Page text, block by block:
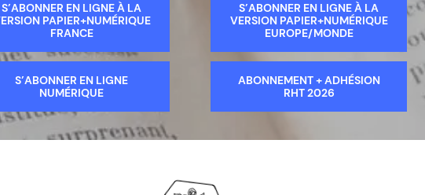
S’ABONNER EN LIGNE À LA
PAPIER+NUMÉRIQUE
FRANCE
S’ABONNER EN LIGNE À LA
VERSION PAPIER+NUMÉRIQUE
EUROPE/MONDE
S’ABONNER EN LIGNE
NUMÉRIQUE
ABONNEMENT + ADHÉSION
RHT 2026